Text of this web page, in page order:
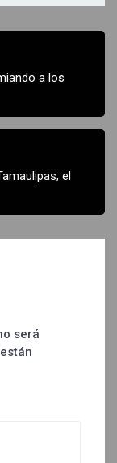
a los
el
será